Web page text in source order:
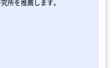
所を推薦します。